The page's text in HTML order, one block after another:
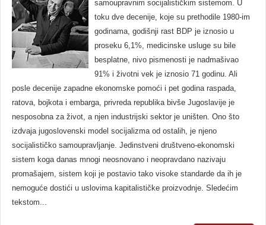
samoupravnim socijalističkim sistemom. U
toku dve decenije, koje su prethodile 1980-im
godinama, godišnji rast BDP je iznosio u
proseku 6,1%, medicinske usluge su bile
besplatne, nivo pismenosti je nadmašivao
91% i životni vek je iznosio 71 godinu. Ali
posle decenije zapadne ekonomske pomoći i pet godina raspada,
ratova, bojkota i embarga, privreda republika bivše Jugoslavije je
nesposobna za život, a njen industrijski sektor je uništen. Ono što
izdvaja jugoslovenski model socijalizma od ostalih, je njeno
socijalističko samoupravljanje. Jedinstveni društveno-ekonomski
sistem koga danas mnogi neosnovano i neopravdano nazivaju
promašajem, sistem koji je postavio tako visoke standarde da ih je
nemoguće dostići u uslovima kapitalističke proizvodnje. Sledećim
tekstom...